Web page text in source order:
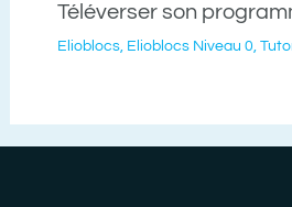
Téléverser son
Elioblocs, Elioblocs Niveau 0,